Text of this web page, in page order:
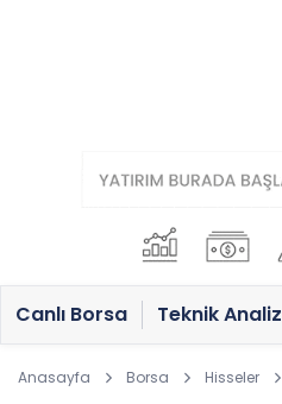
Canlı Borsa Teknik Analiz
Anasayfa Borsa Hisseler